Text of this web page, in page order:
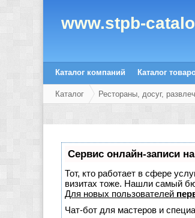
www.stpb-
Каталог компаний Каталог
Каталог Рестораны, досуг,
Сервис онлайн-записи
Тот, кто работает в сфере
визитах тоже. Нашли самый
Для новых пользователей
Чат-бот для мастеров и